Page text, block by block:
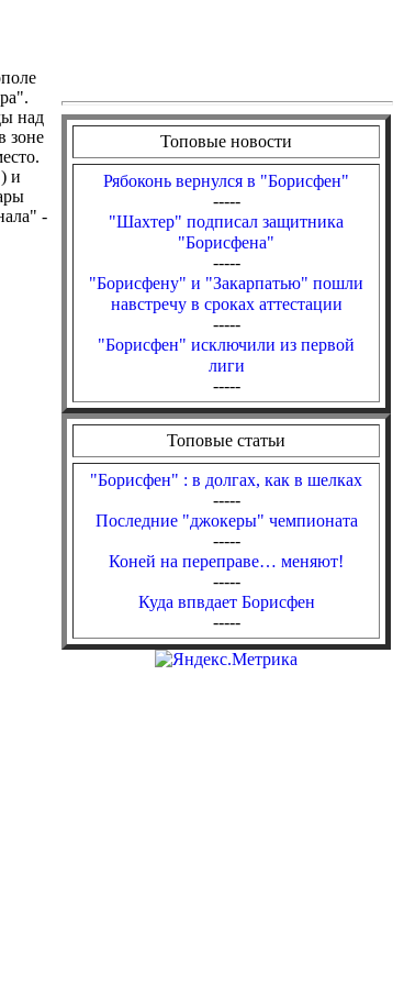
над
зоне
и
-
Топовые новости
Рябоконь вернулся в "Борисфен"
-----
"Шахтер" подписал защитника
"Борисфена"
-----
"Борисфену" и "Закарпатью" пошли
навстречу в сроках аттестации
-----
"Борисфен" исключили из первой
лиги
-----
Топовые статьи
"Борисфен" : в долгах, как в шелках
-----
Последние "джокеры" чемпионата
-----
Коней на переправе… меняют!
-----
Куда впвдает Борисфен
-----